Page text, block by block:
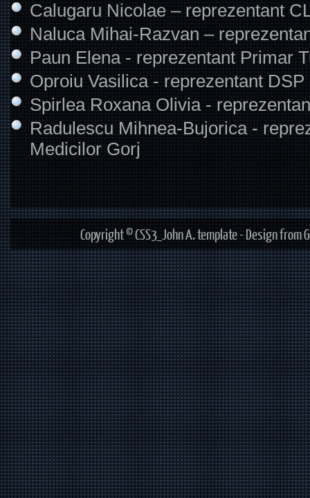
Calugaru Nicolae – reprezentant
Naluca Mihai-Razvan –
Paun Elena - reprezentant Primar
Oproiu Vasilica - reprezentant DSP
Spirlea Roxana Olivia -
Radulescu Mihnea-Bujorica -
Medicilor Gorj
Copyright © CSS3_John A. template - Design from